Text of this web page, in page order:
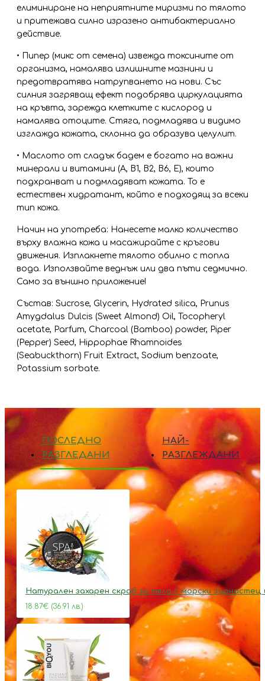
елиминиране на неприятните миризми по тялото
и притежава силно изразено антибактериално
действие.
• Пипер (микс от семена) извежда токсините от
организма, намалява излишните мазнини и
предотвратява натрупването на нови. Със
силния загряващ ефект подобрява циркулацията
на кръвта, зарежда клетките с кислород и
намалява отоците. Стяга, подмладява и видимо
изглажда кожата, склонна да образува целулит.
• Маслото от сладък бадем е богато на важни
минерали и витамини (А, В1, В2, В6, Е), които
подхранват и подмладяват кожата. То е
естествен хидратант, който е подходящ за всеки
тип кожа.
Начин на употреба: Нанесете малко количество
върху влажна кожа и масажирайте с кръгови
движения. Изплакнете тялото обилно с топла
вода. Използвайте веднъж или два пъти седмично.
Само за външно приложение!
Състав: Sucrose, Glycerin, Hydrated silica, Prunus
Amygdalus Dulcis (Sweet Almond) Oil, Tocopheryl
acetate, Parfum, Charcoal (Bamboo) powder, Piper
(Pepper) Seed, Hippophae Rhamnoides
(Seabuckthorn) Fruit Extract, Sodium benzoate,
Potassium sorbate.
ПОСЛЕДНО
РАЗГЛЕДАНИ
НАЙ-
РАЗГЛЕЖДАНИ
Натурален захарен скраб за тяло с морски зърнастец
18.87€ (36.91 лв.)